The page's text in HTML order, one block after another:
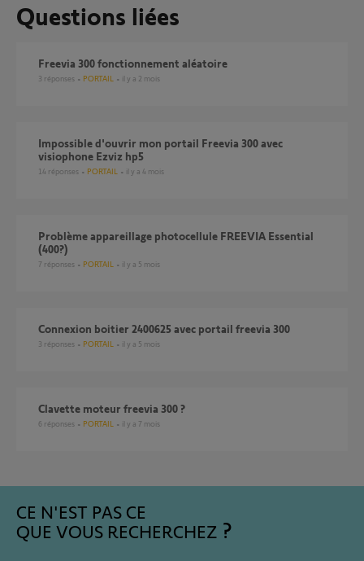
Questions liées
Freevia 300 fonctionnement aléatoire
3 réponses PORTAIL il y a 2 mois
Impossible d'ouvrir mon portail Freevia 300 avec
visiophone Ezviz hp5
14 réponses PORTAIL il y a 4 mois
Problème appareillage photocellule FREEVIA Essential
(400?)
7 réponses PORTAIL il y a 5 mois
connexion boitier 2400625 avec portail freevia 300
3 réponses PORTAIL il y a 5 mois
Clavette moteur freevia 300 ?
6 réponses PORTAIL il y a 7 mois
CE N'EST PAS CE
QUE VOUS RECHERCHEZ